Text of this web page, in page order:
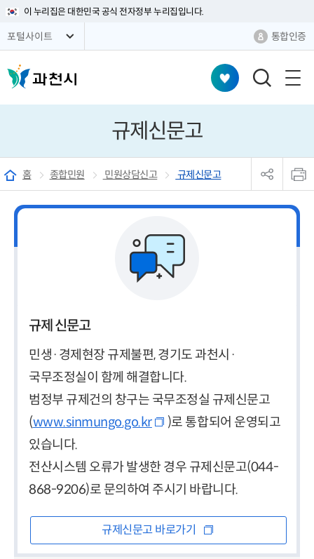
이 누리집은 대한민국 공식 전자정부 누리집입니다.
포털사이트 통합인증
검
규제신문고
홈 종합민원 민원상담신고 규제신문고
sns
공
스
본
문
규제 신문고
민생·경제현장 규제불편, 경기도 과천시·
국무조정실이 함께 해결합니다.
범정부 규제건의 창구는 국무조정실 규제신문고
(www.sinmungo.go.kr
)로 통합되어 운영되고
있습니다.
전산시스템 오류가 발생한 경우 규제신문고(044-
868-9206)로 문의하여 주시기 바랍니다.
규제신문고 바로가기